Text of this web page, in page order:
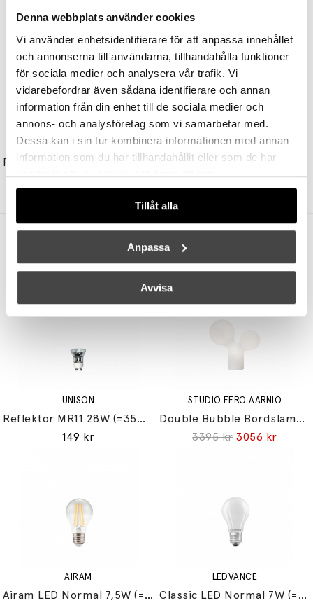
Denna webbplats använder cookies
Vi använder enhetsidentifierare för att anpassa innehållet
och annonserna till användarna, tillhandahålla funktioner
för sociala medier och analysera vår trafik. Vi
vidarebefordrar även sådana identifierare och annan
information från din enhet till de sociala medier och
annons- och analysföretag som vi samarbetar med.
Dessa kan i sin tur kombinera informationen med annan
information som du har tillhandahållit eller som de har
samlat in när du har använt deras tjänster.
Tillåt alla
Anpassa
Avvisa
LOUIS POULSEN
PH 3-2½ Pollare 910 Black Med Fotplatta V2
17245 kr 13796 kr
LOUIS POULSEN
NJP Bordslampa Black
7045 kr 5636 kr
Andra köpte även
UNISON
Reflektor MR11 28W (=35W) GU10
149 kr
STUDIO EERO AARNIO
Double Bubble Bordslampa Small
3395 kr 3056 kr
AIRAM
Airam LED Normal 7,5W (=60W) E27
LEDVANCE
Classic LED Normal 7W (=60W) E27